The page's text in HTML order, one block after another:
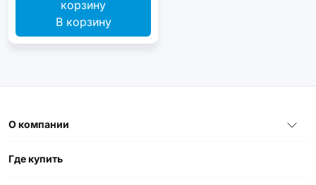
В корзину
О компании
Где купить